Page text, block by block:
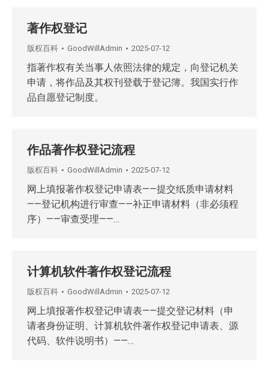
著作权登记
版权百科 GoodWillAdmin 2025-07-12
指著作权有关当事人依照法律的规定，向登记机关
申请，将作品及其权刊登载于登记簿。我国实行作
品自愿登记制度。
作品著作权登记流程
版权百科 GoodWillAdmin 2025-07-12
网上填报著作权登记申请表——提交纸质申请材料
——登记机构进行审查——补正申请材料（非必须程
序）——审查受理——…
计算机软件著作权登记流程
版权百科 GoodWillAdmin 2025-07-12
网上填报著作权登记申请表——提交登记材料（申
请者身份证明、计算机软件著作权登记申请表、源
代码、软件说明书）——…